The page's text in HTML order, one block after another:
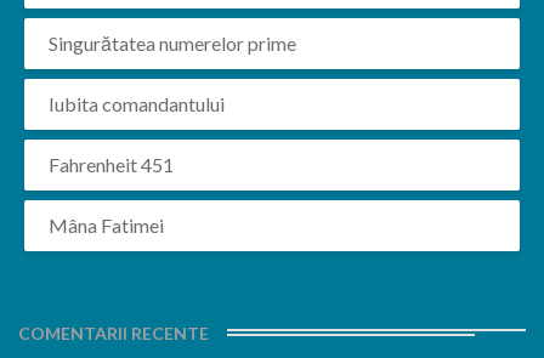
Singurătatea numerelor prime
Iubita comandantului
Fahrenheit 451
Mâna Fatimei
COMENTARII RECENTE